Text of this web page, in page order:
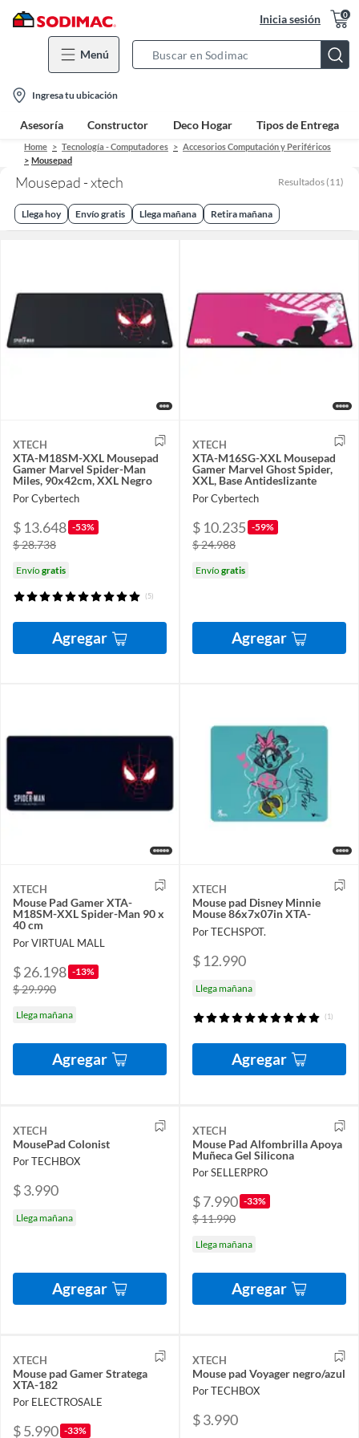
Inicia sesión 0
Menú
Bar
location-
icon
Ingresa tu ubicación
Asesoría Constructor Deco Hogar Tipos de Entrega
Home Tecnología - Computadores
Accesorios Computación y Periféricos
Mousepad
Mousepad - xtech Resultados (11)
Llega hoy Envío gratis Llega mañana Retira mañana
XTECH
XTA-M18SM-XXL Mousepad
Gamer Marvel Spider-Man
Miles, 90x42cm, XXL Negro
Por Cybertech
$ 13.648 -53%
$ 28.738
Envíogratis
(5)
Agregar
XTECH
XTA-M16SG-XXL Mousepad
Gamer Marvel Ghost Spider,
XXL, Base Antideslizante
Por Cybertech
$ 10.235 -59%
$ 24.988
Envíogratis
Agregar
XTECH
Mouse Pad Gamer XTA-
M18SM-XXL Spider-Man 90 x
40 cm
Por VIRTUAL MALL
$ 26.198 -13%
$ 29.990
Llega mañana
Agregar
XTECH
Mouse pad Disney Minnie
Mouse 86x7x07in XTA-
Por TECHSPOT.
$ 12.990
Llega mañana
(1)
Agregar
XTECH
MousePad Colonist
Por TECHBOX
$ 3.990
Llega mañana
Agregar
XTECH
Mouse Pad Alfombrilla Apoya
Muñeca Gel Silicona
Por SELLERPRO
$ 7.990 -33%
$ 11.990
Llega mañana
Agregar
XTECH
Mouse pad Gamer Stratega
XTA-182
Por ELECTROSALE
$ 5.990 -33%
XTECH
Mouse pad Voyager negro/azul
Por TECHBOX
$ 3.990